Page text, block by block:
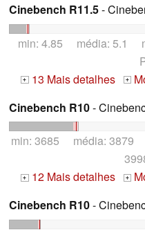
Cinebench R11.5-
min: 4.85 média: 5.1
+ 13 Mais detalhes +
Cinebench R10-
min: 3685 média: 3879
+ 12 Mais detalhes +
Cinebench R10-